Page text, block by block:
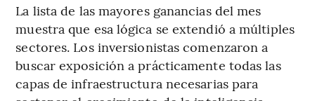
La lista de las mayores ganancias del mes
muestra que esa lógica se extendió a múltiples
sectores. Los inversionistas comenzaron a
buscar exposición a prácticamente todas las
capas de infraestructura necesarias para